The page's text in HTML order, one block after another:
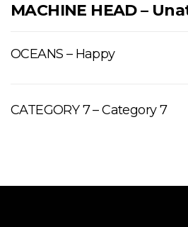
MACHINE HEAD –
OCEANS – Happy
CATEGORY 7 – Category 7